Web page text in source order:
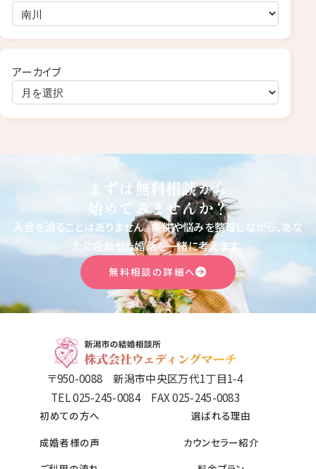
アーカイブ
まずは無料相談から
始めてみませんか？
入会を迫ることはありません。条件や悩みを整理しながら、あな
たに合わせた婚活を一緒に考えます。
無料相談の詳細へ
〒950-0088 新潟市中央区万代1丁目1-4
TEL 025-245-0084 FAX 025-245-0083
初めての方へ
選ばれる理由
成婚者様の声
カウンセラー紹介